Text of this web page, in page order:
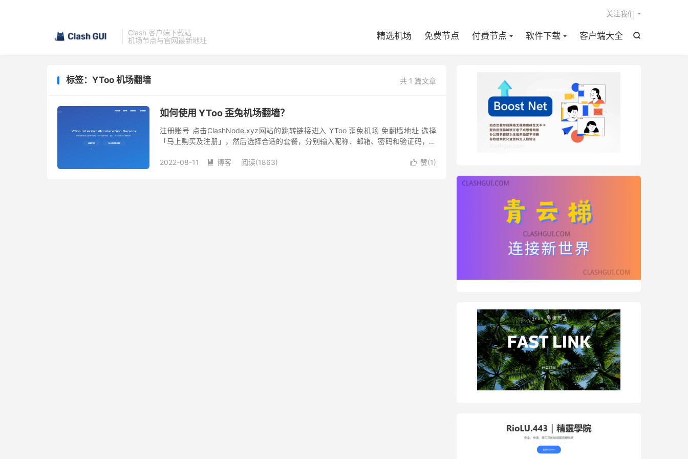
Clash 客户端下载站
机场节点与官网最新地址

精选机场 免费节点 付费节点 软件下载 客户端大全
关注我们
共 1 篇文章
标签：YToo 机场翻墙
如何使用 YToo 歪兔机场翻墙？
注册账号 点击ClashNode.xyz网站的跳转链接进入 YToo 歪兔机场 免翻墙地址 选择
「马上购买及注册」，然后选择合适的套餐，分别输入昵称、邮箱、密码和验证码，购
 赞(1)
2022-08-11  博客 阅读(1863)